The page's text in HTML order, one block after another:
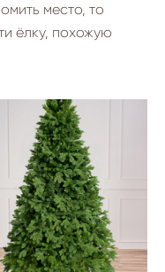
место, то
ёлку, похожую